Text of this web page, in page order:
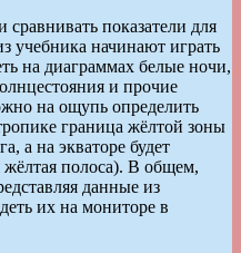
сравнивать показатели для
учебника начинают играть
на диаграммах белые ночи,
и прочие
на ощупь определить
граница жёлтой зоны
а на экваторе будет
жёлтая полоса). В общем,
данные из
их на мониторе в